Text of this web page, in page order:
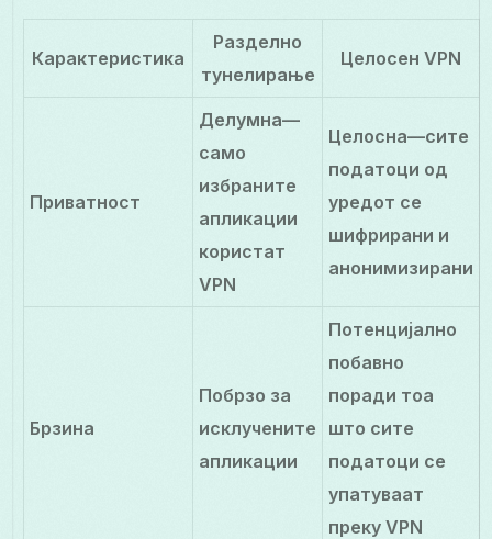
Карактеристика
Разделно
тунелирање
Целосен VPN
Приватност
Делумна—
само
избраните
апликации
користат
VPN
Целосна—сите
податоци од
уредот се
шифрирани и
анонимизирани
Брзина
Побрзо за
исклучените
апликации
Потенцијално
побавно
поради тоа
што сите
податоци се
упатуваат
преку VPN